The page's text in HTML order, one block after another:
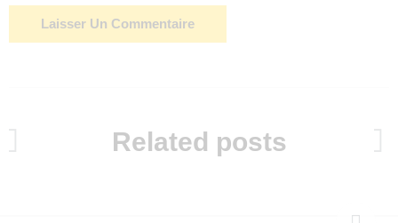
Related posts